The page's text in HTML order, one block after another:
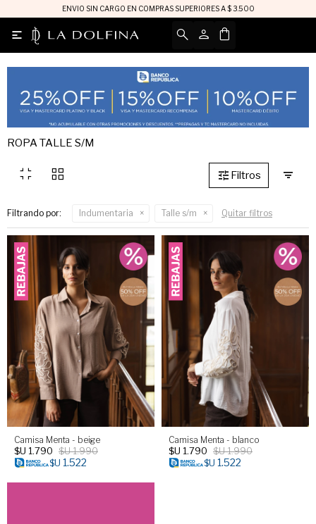
ENVIO SIN CARGO EN COMPRAS SUPERIORES A $ 3.500

ROPA TALLE S/M
fullscreen_exit grid_view
Filtrando por: Indumentaria Talle s/m Quitar filtros
Camisa Menta - beige
$U 1.790 $U1.990
$U 1.522
Camisa Menta - blanco
$U 1.790 $U1.990
$U 1.522